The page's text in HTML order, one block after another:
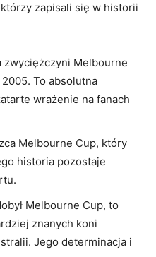
zapisali się w historii
zwyciężczyni Melbourne​
To absolutna⁤
wrażenie na‌ fanach‌
Melbourne Cup, który
historia pozostaje
‌Melbourne⁢ Cup, to
znanych koni
Jego determinacja i